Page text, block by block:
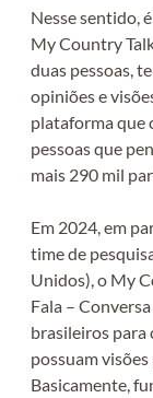
Nesse sentido,
My Country
duas pessoas,
opiniões e
plataforma que
pessoas que
mais 290 mil
Em 2024, em
time de
Unidos), o My
Fala –
brasileiros para
possuam
Basicamente,